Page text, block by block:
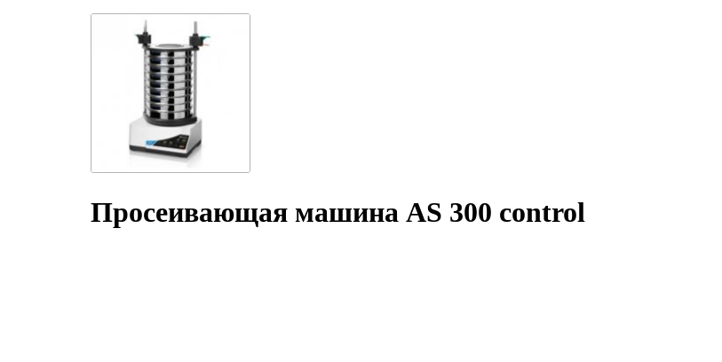
Просеивающая машина AS 300 control